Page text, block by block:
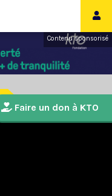
Contenu sponsorisé
Faire un don à KTO